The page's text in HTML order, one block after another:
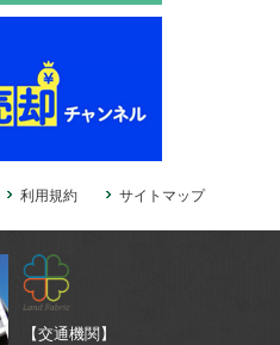
利用規約 サイトマップ
【交通機関】